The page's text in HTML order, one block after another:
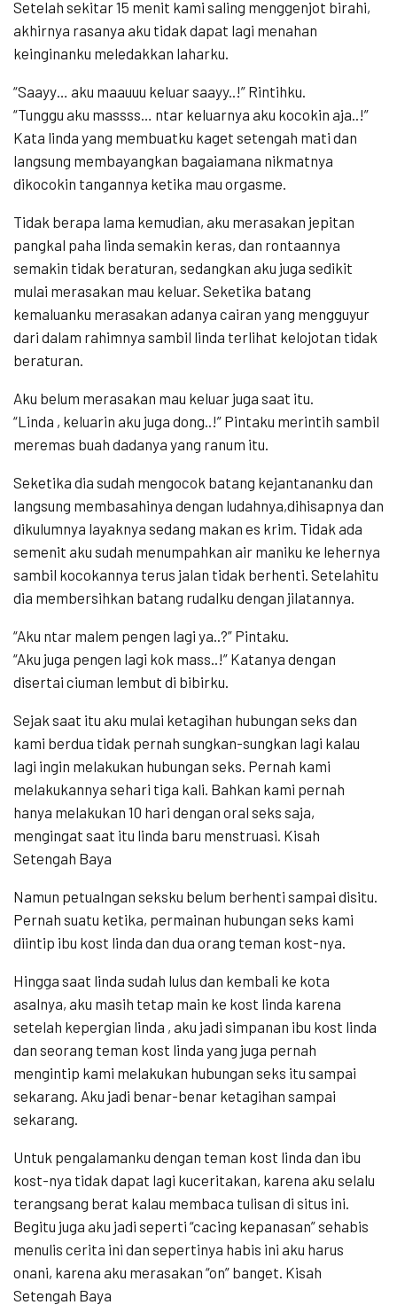
Setelah sekitar 15 menit kami saling menggenjot birahi,
akhirnya rasanya aku tidak dapat lagi menahan
keinginanku meledakkan laharku.
“Saayy… aku maauuu keluar saayy..!” Rintihku.
“Tunggu aku massss… ntar keluarnya aku kocokin aja..!”
Kata linda yang membuatku kaget setengah mati dan
langsung membayangkan bagaiamana nikmatnya
dikocokin tangannya ketika mau orgasme.
Tidak berapa lama kemudian, aku merasakan jepitan
pangkal paha linda semakin keras, dan rontaannya
semakin tidak beraturan, sedangkan aku juga sedikit
mulai merasakan mau keluar. Seketika batang
kemaluanku merasakan adanya cairan yang mengguyur
dari dalam rahimnya sambil linda terlihat kelojotan tidak
beraturan.
Aku belum merasakan mau keluar juga saat itu.
“Linda , keluarin aku juga dong..!” Pintaku merintih sambil
meremas buah dadanya yang ranum itu.
Seketika dia sudah mengocok batang kejantananku dan
langsung membasahinya dengan ludahnya,dihisapnya dan
dikulumnya layaknya sedang makan es krim. Tidak ada
semenit aku sudah menumpahkan air maniku ke lehernya
sambil kocokannya terus jalan tidak berhenti. Setelahitu
dia membersihkan batang rudalku dengan jilatannya.
“Aku ntar malem pengen lagi ya..?” Pintaku.
“Aku juga pengen lagi kok mass..!” Katanya dengan
disertai ciuman lembut di bibirku.
Sejak saat itu aku mulai ketagihan hubungan seks dan
kami berdua tidak pernah sungkan-sungkan lagi kalau
lagi ingin melakukan hubungan seks. Pernah kami
melakukannya sehari tiga kali. Bahkan kami pernah
hanya melakukan 10 hari dengan oral seks saja,
mengingat saat itu linda baru menstruasi. Kisah
Setengah Baya
Namun petualngan seksku belum berhenti sampai disitu.
Pernah suatu ketika, permainan hubungan seks kami
diintip ibu kost linda dan dua orang teman kost-nya.
Hingga saat linda sudah lulus dan kembali ke kota
asalnya, aku masih tetap main ke kost linda karena
setelah kepergian linda , aku jadi simpanan ibu kost linda
dan seorang teman kost linda yang juga pernah
mengintip kami melakukan hubungan seks itu sampai
sekarang. Aku jadi benar-benar ketagihan sampai
sekarang.
Untuk pengalamanku dengan teman kost linda dan ibu
kost-nya tidak dapat lagi kuceritakan, karena aku selalu
terangsang berat kalau membaca tulisan di situs ini.
Begitu juga aku jadi seperti “cacing kepanasan” sehabis
menulis cerita ini dan sepertinya habis ini aku harus
onani, karena aku merasakan “on” banget. Kisah
Setengah Baya